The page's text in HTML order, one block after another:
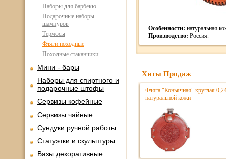
Наборы для барбекю
Подарочные наборы
шампуров
Термосы
Фляги походные
Походные стаканчики
Мини - бары
Наборы для спиртного и
подарочные штофы
Сервизы кофейные
Сервизы чайные
Сундуки ручной работы
Статуэтки и скульптуры
Вазы декоративные
Особенности: натуральная
Производство: Россия.
Хиты Продаж
Фляга "Коньячная" круглая
натуральной кожи